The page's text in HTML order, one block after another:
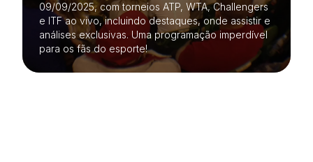
09/09/2025, com torneios ATP, WTA, Challengers
e ITF ao vivo, incluindo destaques, onde assistir e
análises exclusivas. Uma programação imperdível
para os fãs do esporte!